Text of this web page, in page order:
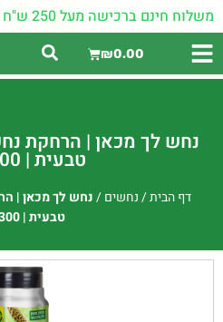
משלוח חינם ברכישה מעל 250 ש"ח
₪0.00
נחש לך מכאן | הרחקת
טבעית | 300 גרם
דף הבית/נחשים/נחש לך מכאן |
טבעית | 300 גרם